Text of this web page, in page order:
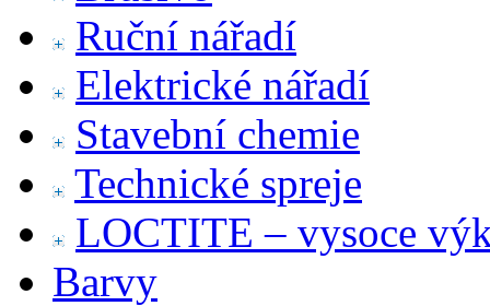
Ruční nářadí
Elektrické nářadí
Stavební chemie
Technické spreje
LOCTITE – vysoce
Barvy